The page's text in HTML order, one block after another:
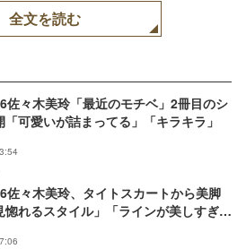
全文を読む
佐々木美玲「最近のモチベ」2冊目のシ
「可愛いが詰まってる」「キラキラ」
佐々木美玲、タイトスカートから美脚
惚れるスタイル」「ラインが美しすぎ